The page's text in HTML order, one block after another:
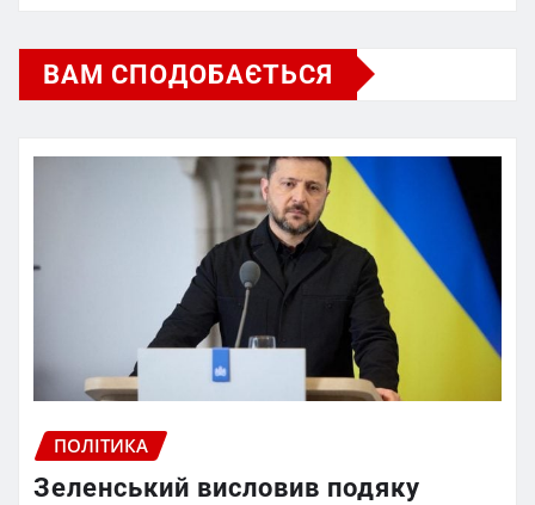
ВАМ СПОДОБАЄТЬСЯ
ПОЛІТИКА
Зеленський висловив подяку